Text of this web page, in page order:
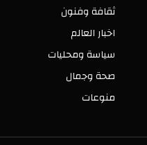
ثقافة وفنون
اخبار العالم
سياسة ومحليات
صحة وجمال
منوعات